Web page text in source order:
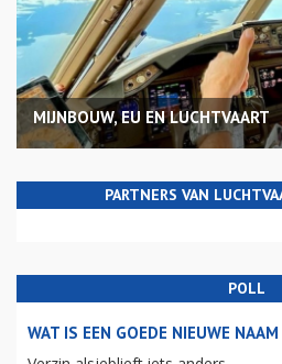
MIJNBOUW, EU EN LUCHTVAART
PARTNERS VAN
POLL
WAT IS EEN GOEDE NIEUWE